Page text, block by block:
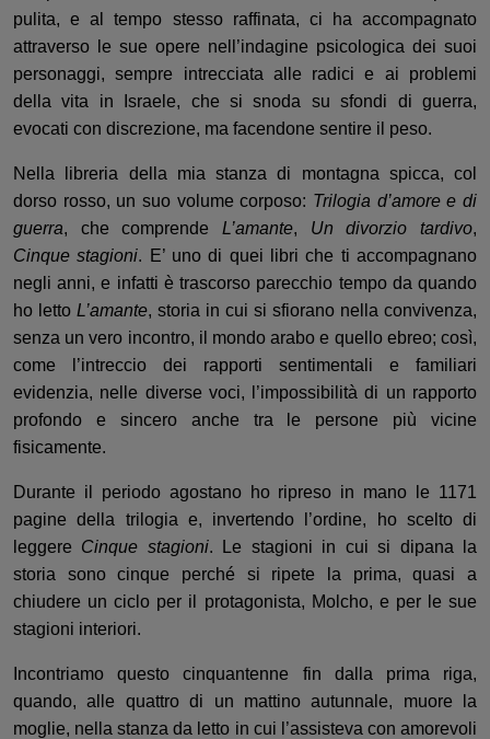
pulita, e al tempo stesso raffinata, ci
ha accompagnato
attraverso le sue opere nell’indagine psicologica dei suoi
personaggi, sempre intrecciata alle radici e ai problemi
della vita in Israele, che si snoda su sfondi diguerra,
evocati con discrezione, ma facendone sentire il peso.
Nella libreria della mia stanza di montagna spicca, col
dorso rosso, un suo volume corposo: Trilogia d’amore e di
guerra, che comprende L’amante, Un divorzio tardivo,
Cinque stagioni. E’ uno di quei libri che ti accompagnano
negli anni, e infatti è trascorso parecchio tempo da quando
ho letto L’amante, storia in cui si sfiorano nella convivenza,
senza un vero incontro, il mondo arabo e quello ebreo; così,
come l’intreccio dei rapporti sentimentali e familiari
evidenzia, nelle diverse voci,
l’impossibilità di un rapporto
profondo e sincero anche tra le persone più vicine
fisicamente.
Durante il periodo agostano ho ripreso in mano le 1171
pagine della trilogia e, invertendo l’ordine, ho scelto di
leggere Cinque stagioni. Le stagioni in cui si dipana la
storia sono cinque perché si ripete
a prima, quasi a
chiudere un ciclo per il protagonista, Molcho, e per le sue
stagioni interiori.
Incontriamo questo cinquantenne fin da lla prima riga,
quando,alle quattro di un mattino autunnale, muore la
moglie, nella stanza da letto in cui l’assisteva con amorevoli